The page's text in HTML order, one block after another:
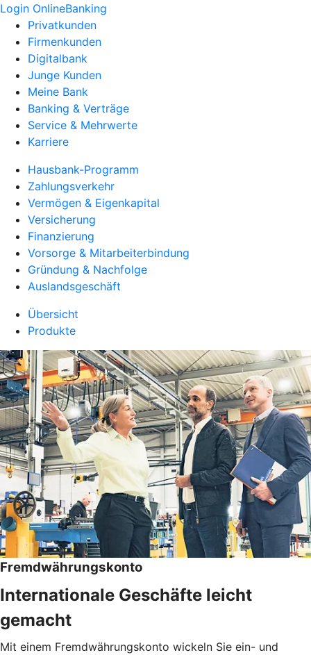
Login OnlineBanking
Privatkunden
Firmenkunden
Digitalbank
Junge Kunden
Meine Bank
Banking & Verträge
Service & Mehrwerte
Karriere
Hausbank-Programm
Zahlungsverkehr
Vermögen & Eigenkapital
Versicherung
Finanzierung
Vorsorge & Mitarbeiterbindung
Gründung & Nachfolge
Auslandsgeschäft
Übersicht
Produkte
Fremdwährungskonto
Internationale Geschäfte leicht
gemacht
Mit einem Fremdwährungskonto wickeln Sie ein- und